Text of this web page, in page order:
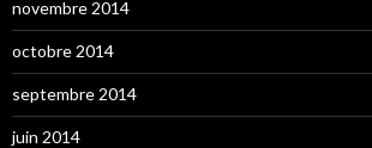
novembre 2014
octobre 2014
septembre 2014
juin 2014